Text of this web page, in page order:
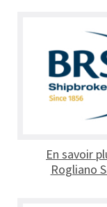
En savoir
Rogliano